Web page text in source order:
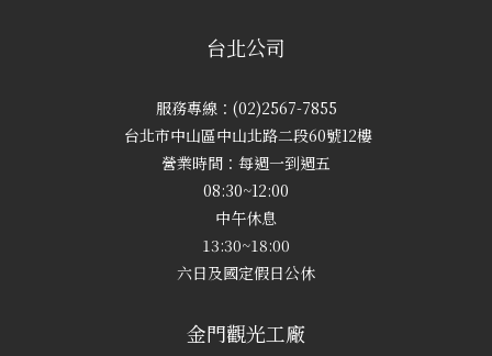
台北公司
服務專線：(02)2567-7855
台北市中山區中山北路二段60號12樓
營業時間：每週一到週五
08:30~12:00
中午休息
13:30~18:00
六日及國定假日公休
金門觀光工廠